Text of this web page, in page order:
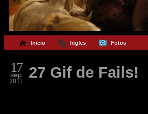
Inicio Ingles Fotos
17
sep
2011 27 Gif de Fails!